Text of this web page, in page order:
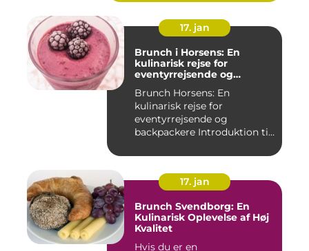
17. jan
Brunch i Horsens: En
kulinarisk rejse for
eventyrrejsende og
Brunch Horsens: En
kulinarisk rejse for
eventyrrejsende og
backpackere Introduktion til
17. jan
Brunch Svendborg: En
Kulinarisk Oplevelse af Høj
Kvalitet
Hvis du er en